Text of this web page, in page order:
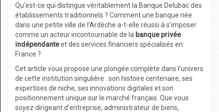
Qu’est-ce qui distingue véritablement la Banque Delubac des
établissements traditionnels ? Comment une banque née
dans une petite ville de l’Ardèche a-t-elle réussi à s’imposer
comme un acteur incontournable de la banque privée
indépendanteet des services financiers spécialisés en
France ?
Cet article vous propose une plongée complète dans l’univers
de cette institution singulière : son histoire centenaire, ses
expertises de niche, ses innovations digitales et son
positionnement unique sur le marché français. Que vous
soyez dirigeant d’entreprise, administrateur de biens,